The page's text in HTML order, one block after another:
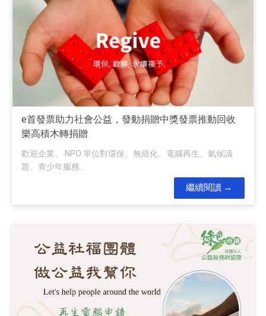
e首發票助力社會公益，發動捐贈中獎發票推動回收
樂高積木轉捐贈
歡迎企業、 NPO 單位對環保、無紙化、電腦再生、氣候議
題、青少年服務...
繼續閱讀